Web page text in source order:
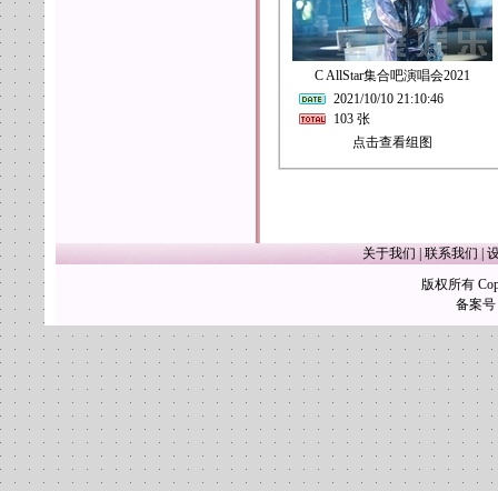
C AllStar集合吧演唱会2021
2021/10/10 21:10:46
103 张
点击查看组图
关于我们 联系我们
版权所有
备案号